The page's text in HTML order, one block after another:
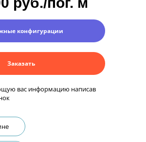
конфигурации
Заказать
вас информацию написав